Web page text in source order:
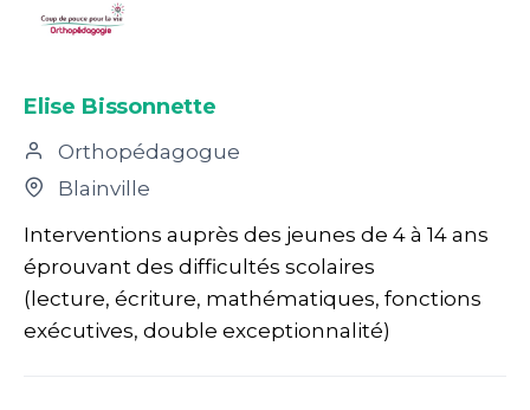
Elise Bissonnette
Orthopédagogue
Blainville
Interventions auprès des jeunes de 4 à 14 ans
éprouvant des difficultés scolaires
(lecture, écriture, mathématiques, fonctions
exécutives, double exceptionnalité)